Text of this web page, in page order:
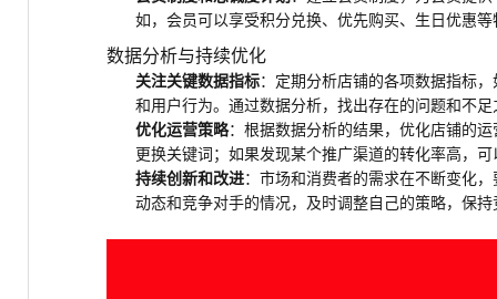
如，会员可以享受积分兑换、优先购买、生日优惠等
数据分析与持续优化
关注关键数据指标：定期分析店铺的各项数据指标
和用户行为。通过数据分析，找出存在的问题和不
优化运营策略：根据数据分析的结果，优化店铺的
更换关键词；如果发现某个推广渠道的转化率高，
持续创新和改进：市场和消费者的需求在不断变化
动态和竞争对手的情况，及时调整自己的策略，保